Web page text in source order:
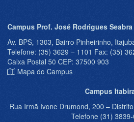
Campus Prof. José Rodrigues Seabra
Av. BPS, 1303, Bairro Pinheirinho,
Telefone: (35) 3629 – 1101 Fax: (35)
Caixa Postal 50 CEP: 37500 903
Mapa do Campus
Campus
Rua Irmã Ivone Drumond, 200 –
Telefone (31)